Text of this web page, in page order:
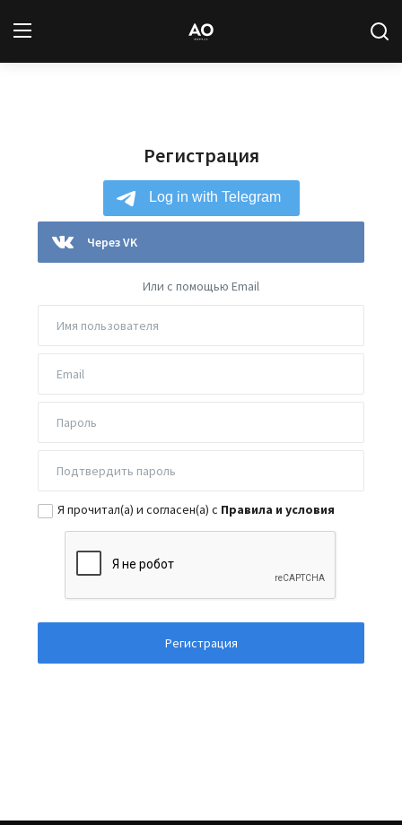
Авторы
База знаний
Подписка
Регистрация
Через VK
Или с помощью Email
Я прочитал(а) и согласен(а) с Правила и условия
Регистрация